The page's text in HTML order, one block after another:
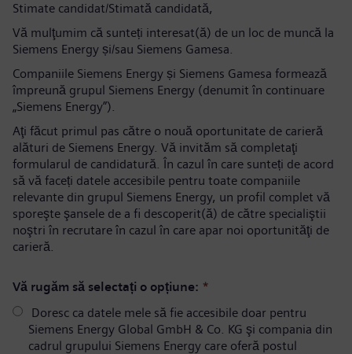
Stimate candidat/Stimată candidată,
Vă mulţumim că sunteți interesat(ă) de un loc de muncă la
Siemens Energy și/sau Siemens Gamesa.
Companiile Siemens Energy și Siemens Gamesa formează
împreună grupul Siemens Energy (denumit în continuare
„Siemens Energy”).
Aţi făcut primul pas către o nouă oportunitate de carieră
alături de Siemens Energy. Vă invităm să completaţi
formularul de candidatură. În cazul în care sunteți de acord
să vă faceți datele accesibile pentru toate companiile
relevante din grupul Siemens Energy, un profil complet vă
sporeşte şansele de a fi descoperit(ă) de către specialiştii
noştri în recrutare în cazul în care apar noi oportunităţi de
carieră.
Vă rugăm să selectați o opțiune: *
Doresc ca datele mele să fie accesibile doar pentru
Siemens Energy Global GmbH & Co. KG şi compania din
cadrul grupului Siemens Energy care oferă postul